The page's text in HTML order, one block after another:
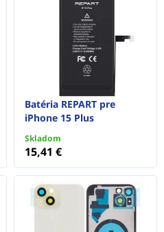
Batéria REPART pre
iPhone 15 Plus
Skladom
15,41 €